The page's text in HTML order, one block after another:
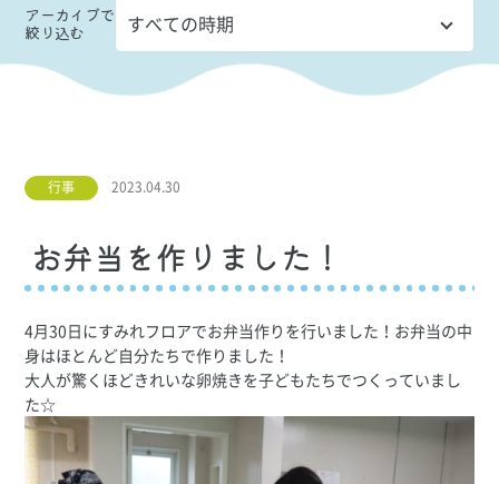
アーカイブで
絞り込む
行事 2023.04.30
お弁当を作りました！
4月30日にすみれフロアでお弁当作りを行いました！お弁当の中
身はほとんど自分たちで作りました！
大人が驚くほどきれいな卵焼きを子どもたちでつくっていまし
た☆